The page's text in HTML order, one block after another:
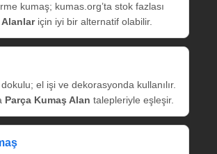
kumaş; kumas.org’ta stok fazlası
için iyi bir alternatif olabilir.
el işi ve dekorasyonda kullanılır.
Parça Kumaş Alan talepleriyle eşleşir.